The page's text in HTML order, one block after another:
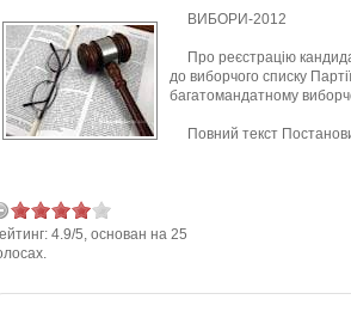
ВИБОРИ-2012
Про реєстрацію
до виборчого списку
багатомандатному
Повний текст
4.9/5, основан на 25